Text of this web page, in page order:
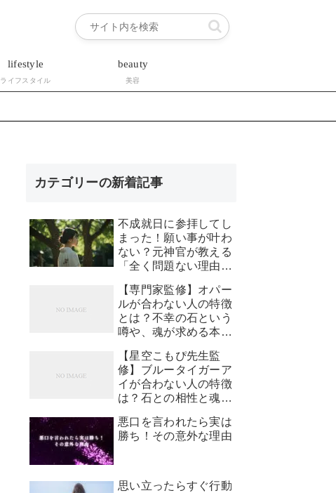
lifestyle
ライフスタイル
beauty
美容
カテゴリーの新着記事
不成就日に参拝してし
まった！願い事が叶わ
ない？元神官が教える
「全く問題ない理由」
【専門家監修】オパー
ルが合わない人の特徴
とは？不幸の石という
噂や、魂が求める本当
【星空こもぴ先生監
修】ブルータイガーア
イが合わない人の特徴
は？石との相性と魂が
悪口を言われたら実は
勝ち！その意外な理由
思い立ったらすぐ行動